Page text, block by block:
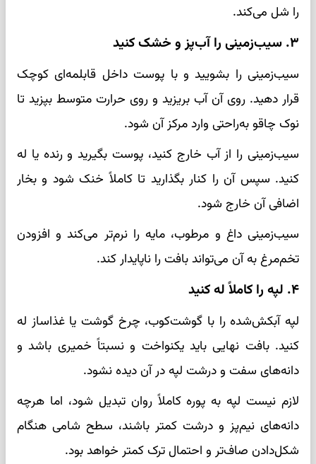
را شل می‌کند.
۳. سیب‌زمینی را آب‌پز و خشک کنید
سیب‌زمینی را بشویید و با پوست داخل قابلمه‌ای کوچک
قرار دهید. روی آن آب بریزید و روی حرارت متوسط بپزید تا
نوک چاقو به‌راحتی وارد مرکز آن شود.
سیب‌زمینی را از آب خارج کنید، پوست بگیرید و رنده یا له
کنید. سپس آن را کنار بگذارید تا کاملاً خنک شود و بخار
اضافی آن خارج شود.
سیب‌زمینی داغ و مرطوب، مایه را نرم‌تر می‌کند و افزودن
تخم‌مرغ به آن می‌تواند بافت را ناپایدار کند.
۴. لپه را کاملاً له کنید
لپه آبکش‌شده را با گوشت‌کوب، چرخ گوشت یا غذاساز له
کنید. بافت نهایی باید یکنواخت و نسبتاً خمیری باشد و
دانه‌های سفت و درشت لپه در آن دیده نشود.
لازم نیست لپه به پوره کاملاً روان تبدیل شود، اما هرچه
دانه‌های نیم‌پز و درشت کمتر باشند، سطح شامی هنگام
شکل‌دادن صاف‌تر و احتمال ترک کمتر خواهد بود.